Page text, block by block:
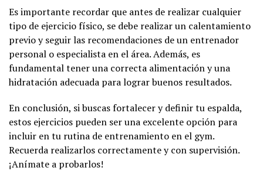
Es importante recordar que antes de realizar cualquier
tipo de ejercicio físico, se debe realizar un calentamiento
previo y seguir las recomendaciones de un entrenador
personal o especialista en el área. Además, es
fundamental tener una correcta alimentación y una
hidratación adecuada para lograr buenos resultados.
En conclusión, si buscas fortalecer y definir tu espalda,
estos ejercicios pueden ser una excelente opción para
incluir en tu rutina de entrenamiento en el gym.
Recuerda realizarlos correctamente y con supervisión.
¡Anímate a probarlos!